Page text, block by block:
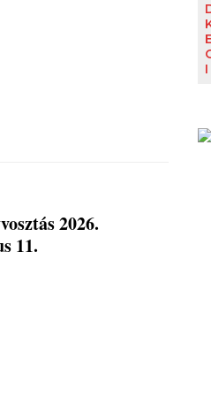
2026.
11.